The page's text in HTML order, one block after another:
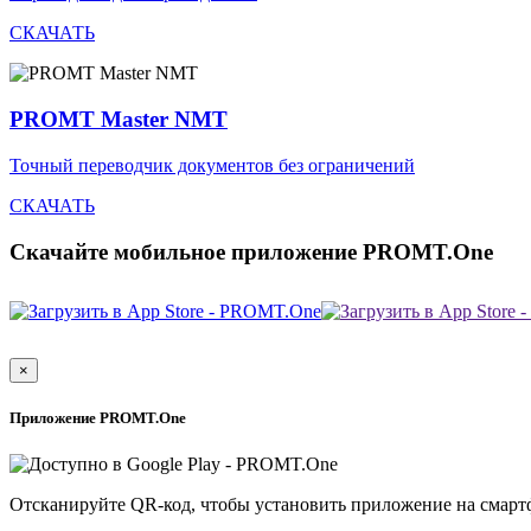
СКАЧАТЬ
PROMT Master NMT
Точный переводчик документов без ограничений
СКАЧАТЬ
Скачайте мобильное приложение PROMT.One
×
Приложение PROMT.One
Отсканируйте QR-код, чтобы установить приложение на